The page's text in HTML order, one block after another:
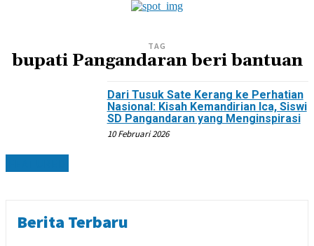
TAG
bupati Pangandaran beri bantuan
Dari Tusuk Sate Kerang ke Perhatian
Nasional: Kisah Kemandirian Ica, Siswi
SD Pangandaran yang Menginspirasi
10 Februari 2026
Berita Terbaru